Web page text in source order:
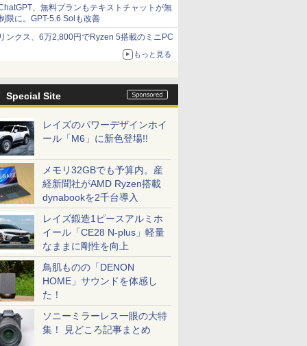
、無料プランもテキストチャットが無
限に。GPT-5.6 Solも改善
ンクス、6万2,800円でRyzen 5搭載のミニPC
もっと見る
Special Site
レイズのパワーデザインホイ
ール「M6」に新色登場!!
メモリ32GBでも予算内。産
経新聞社がAMD Ryzen搭載
dynabookを2千台導入
レイズ鍛造1ピースアルミホ
イール「CE28 N-plus」軽量
なままに剛性を向上
鳥肌ものの「DENON
HOME」サウンドを体感し
た！
ソニーミラーレス一眼の大特
集！ 見どころ記事まとめ